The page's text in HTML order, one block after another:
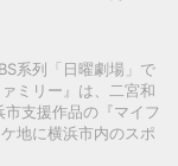
系列「日曜劇場」で
ミリー』は、二宮和
支援作品の『マイフ
地に横浜市内のスポ